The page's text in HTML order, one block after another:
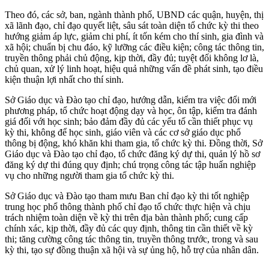
Theo đó, các sở, ban, ngành thành phố, UBND các quận, huyện, thị
xã lãnh đạo, chỉ đạo quyết liệt, sâu sát toàn diện tổ chức kỳ thi theo
hướng giảm áp lực, giảm chi phí, ít tốn kém cho thí sinh, gia đình và
xã hội; chuẩn bị chu đáo, kỹ lưỡng các điều kiện; công tác thông tin,
truyền thông phải chủ động, kịp thời, đầy đủ; tuyệt đối không lơ là,
chủ quan, xử lý linh hoạt, hiệu quả những vấn đề phát sinh, tạo điều
kiện thuận lợi nhất cho thí sinh.
Sở Giáo dục và Đào tạo chỉ đạo, hướng dẫn, kiểm tra việc đổi mới
phương pháp, tổ chức hoạt động dạy và học, ôn tập, kiểm tra đánh
giá đối với học sinh; bảo đảm đầy đủ các yếu tố cần thiết phục vụ
kỳ thi, không để học sinh, giáo viên và các cơ sở giáo dục phổ
thông bị động, khó khăn khi tham gia, tổ chức kỳ thi. Đồng thời, Sở
Giáo dục và Đào tạo chỉ đạo, tổ chức đăng ký dự thi, quản lý hồ sơ
đăng ký dự thi đúng quy định; chú trọng công tác tập huấn nghiệp
vụ cho những người tham gia tổ chức kỳ thi.
Sở Giáo dục và Đào tạo tham mưu Ban chỉ đạo kỳ thi tốt nghiệp
trung học phổ thông thành phố chỉ đạo tổ chức thực hiện và chịu
trách nhiệm toàn diện về kỳ thi trên địa bàn thành phố; cung cấp
chính xác, kịp thời, đầy đủ các quy định, thông tin cần thiết về kỳ
thi; tăng cường công tác thông tin, truyền thông trước, trong và sau
kỳ thi, tạo sự đồng thuận xã hội và sự ủng hộ, hỗ trợ của nhân dân.